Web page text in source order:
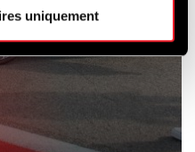
uniquement